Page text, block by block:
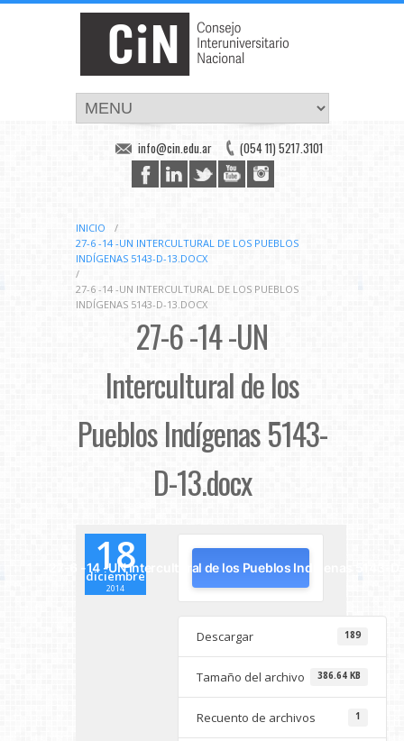
(054 11) 5217.3101
info@cin.edu.ar
INICIO
/
27-6 -14 -UN INTERCULTURAL DE LOS PUEBLOS
INDÍGENAS 5143-D-13.DOCX
/
27-6 -14 -UN INTERCULTURAL DE LOS PUEBLOS
INDÍGENAS 5143-D-13.DOCX
27-6 -14 -UN
Intercultural de los
Pueblos Indígenas 5143-
D-13.docx
18
diciembre
2014
27-6 -14 -UN Intercultural de los Pueblos Indígenas 5143-
Descargar 189
Tamaño del archivo 386.64 KB
Recuento de archivos 1